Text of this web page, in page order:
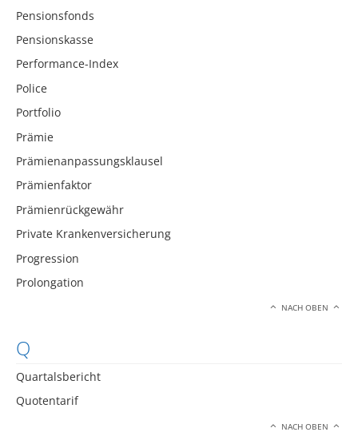
Pensionsfonds
Pensionskasse
Performance-Index
Police
Portfolio
Prämie
Prämienanpassungsklausel
Prämienfaktor
Prämienrückgewähr
Private Krankenversicherung
Progression
Prolongation
NACH OBEN
Q
Quartalsbericht
Quotentarif
NACH OBEN